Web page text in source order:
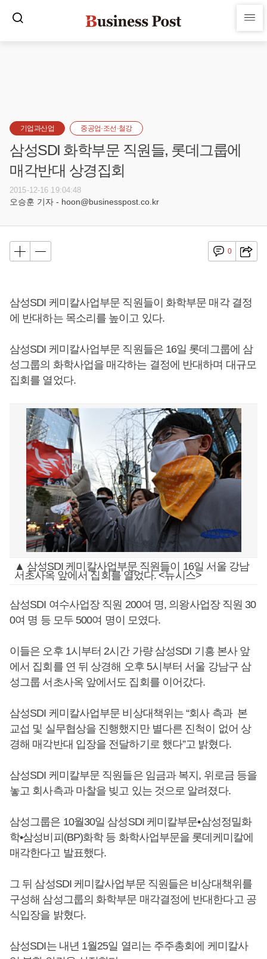
기업과산업 중공업·조선·철강
삼성SDI 화학부문 직원들, 롯데그룹에
매각반대 상경집회
2015-12-16 19:04:48
오승훈 기자 - hoon@businesspost.co.kr
0
삼성SDI 케미칼사업부문 직원들이 화학부문 매각 결정
에 반대하는 목소리를 높이고 있다.
삼성SDI 케미칼사업부문 직원들은 16일 롯데그룹에 삼
성그룹의 화학사업을 매각하는 결정에 반대하며 대규모
집회를 열었다.
▲ 삼성SDI 케미칼사업부문 직원들이 16일 서울 강남
서초사옥 앞에서 집회를 열었다. <뉴시스>
삼성SDI 여수사업장 직원 200여 명, 의왕사업장 직원 30
0여 명 등 모두 500여 명이 모였다.
이들은 오후 1시부터 2시간 가량 삼성SDI 기흥 본사 앞
에서 집회를 연 뒤 상경해 오후 5시부터 서울 강남구 삼
성그룹 서초사옥 앞에서도 집회를 이어갔다.
삼성SDI 케미칼사업부문 비상대책위는 “회사 측과 본
교섭 및 실무협상을 진행했지만 별다른 진척이 없어 상
경해 매각반대 입장을 전달하기로 했다”고 밝혔다.
삼성SDI 케미칼부문 직원들은 임금과 복지, 위로금 등을
놓고 회사측과 마찰을 빚고 있는 것으로 알려졌다.
삼성그룹은 10월30일 삼성SDI 케미칼부문•삼성정밀화
학•삼성비피(BP)화학 등 화학사업부문을 롯데케미칼에
매각한다고 발표했다.
그 뒤 삼성SDI 케미칼사업부문 직원들은 비상대책위를
구성해 삼성그룹의 화학부문 매각결정에 반대한다고 공
식입장을 밝혔다.
삼성SDI는 내년 1월25일 열리는 주주총회에 케미칼사